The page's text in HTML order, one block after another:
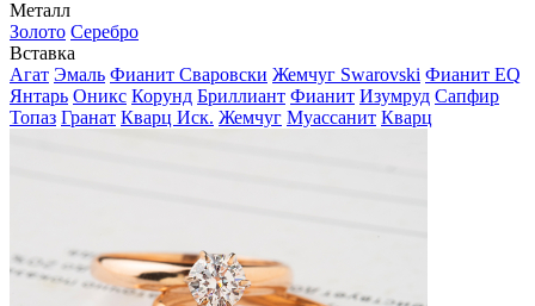
Металл
Золото Серебро
Вставка
Агат Эмаль Фианит Сваровски Жемчуг Swarovski Фианит EQ
Янтарь Оникс Корунд Бриллиант Фианит Изумруд Сапфир
Топаз Гранат Кварц Иск. Жемчуг Муассанит Кварц